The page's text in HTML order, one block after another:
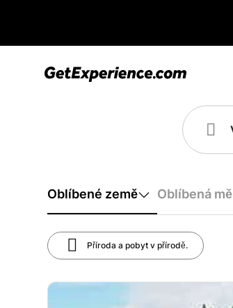
Oblíbené země Oblíbená
Příroda a pobyt v přírodě.